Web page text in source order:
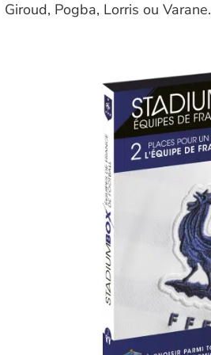
Giroud, Pogba, Lorris ou